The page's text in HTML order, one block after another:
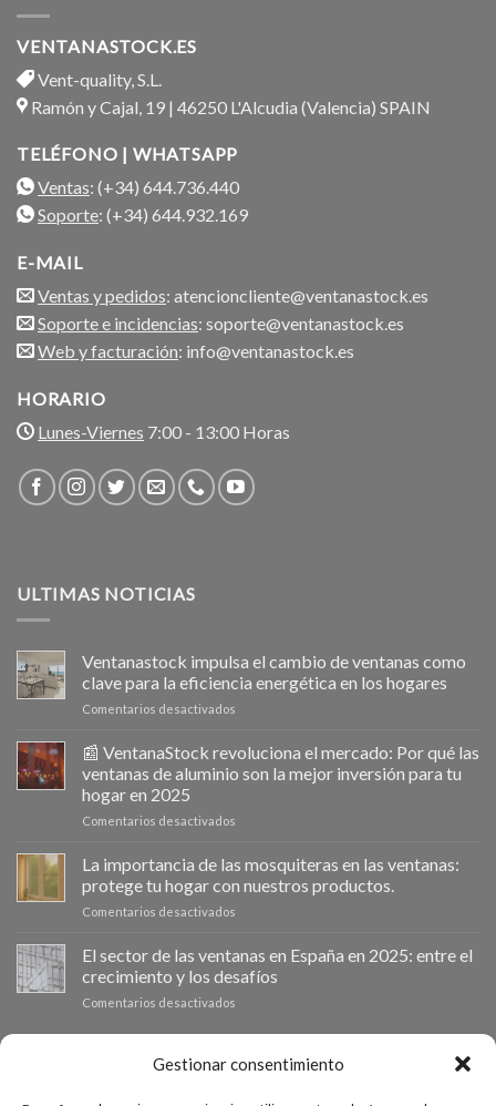
Gestionar consentimiento
VENTANASTOCK.ES
Vent-quality, S.L.
Ramón y Cajal, 19 | 46250 L'Alcudia (Valencia) SPAIN
TELÉFONO | WHATSAPP
Ventas: (+34) 644.736.440
Soporte: (+34) 644.932.169
E-MAIL
Ventas y pedidos: atencioncliente@ventanastock.es
Soporte e incidencias: soporte@ventanastock.es
Web y facturación: info@ventanastock.es
HORARIO
Lunes-Viernes 7:00 - 13:00 Horas
ULTIMAS NOTICIAS
Ventanastock impulsa el cambio de ventanas como
clave para la eficiencia energética en los hogares
Comentarios desactivados
impulsa
cambio
la
en
los
📰 VentanaStock revoluciona el mercado: Por qué las
ventanas de aluminio son la mejor inversión para tu
hogar en 2025
Comentarios desactivados
VentanaStock
revoluciona
el
qué
las
la
inversión
La importancia de las mosquiteras en las ventanas:
protege tu hogar con nuestros productos.
Comentarios desactivados
importancia
las
ventanas:
El sector de las ventanas en España en 2025: entre el
crecimiento y los desafíos
Comentarios desactivados
PRESUPUESTO A MEDIDA